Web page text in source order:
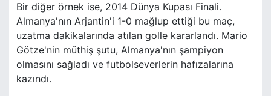
Bir diğer örnek ise, 2014 Dünya Kupası Finali.
Almanya'nın Arjantin'i 1-0 mağlup ettiği bu maç,
uzatma dakikalarında atılan golle kararlandı. Mario
Götze'nin müthiş şutu, Almanya'nın şampiyon
olmasını sağladı ve futbolseverlerin hafızalarına
kazındı.